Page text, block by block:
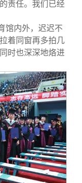
责任。我们已经
馆内外，迟迟不
着同窗再多拍几
时也深深地烙进